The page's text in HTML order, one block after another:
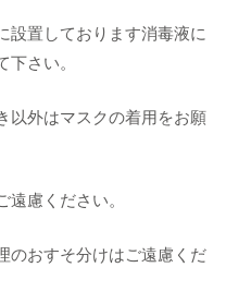
設置しております消毒液に
下さい。
以外はマスクの着用をお願
遠慮ください。
のおすそ分けはご遠慮くだ